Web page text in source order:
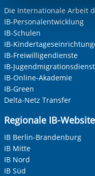
berechtigter
Einwilligung.
Keine Angabe
Frau
Herr
Neutrale Anrede
Unternehmen
Nachname, Vorname
Adresse (PLZ, Ort,
Die Internationale Arbeit
IB-Personalentwicklung
IB-Schulen
IB-
IB-Freiwilligendienste
IB-
IB-Online-Akademie
IB-Green
Delta-Netz Transfer
Regionale IB-
IB Berlin-Brandenburg
IB Mitte
IB Nord
IB Süd